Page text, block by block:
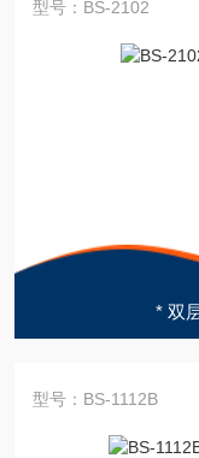
型号：BS-2102
* 双
型号：BS-1112B